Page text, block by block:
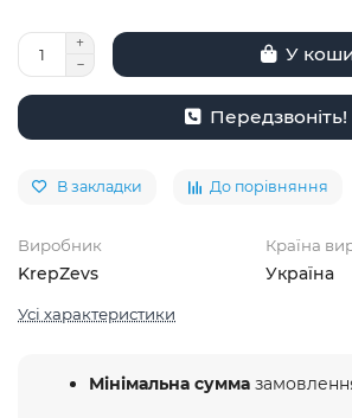
У
Передзвоніть!
В закладки До порівняння
Виробник
KrepZevs
Країна
Україна
Усі характеристики
Мінімальна сумма